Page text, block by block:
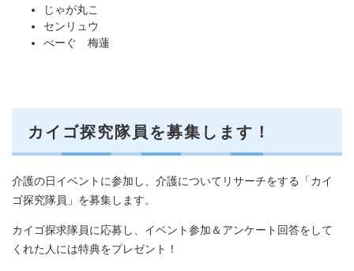
じゃが丸こ
センリュウ
べーぐ 梅蓮
カイゴ探究隊員を募集します！
介護の日イベントに参加し、介護についてリサーチをする「カイ
ゴ探究隊員」を募集します。
カイゴ探求隊員に応募し、イベント参加＆アンケート回答をして
くれた人には特典をプレゼント！